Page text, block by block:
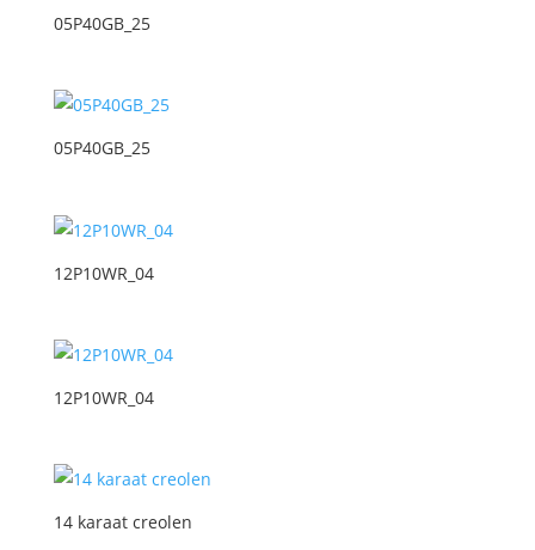
05P40GB_25
05P40GB_25
12P10WR_04
12P10WR_04
14 karaat creolen